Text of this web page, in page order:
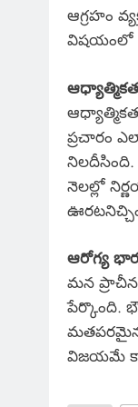
ఆగ్రహం
విషయంలో
ప్రచారం
నిలదీసింది.
నెలల్లో
ఆరోగ్య
మన ప్రాచీన
పేర్కొంది.
మతపరమైన
విజయమే